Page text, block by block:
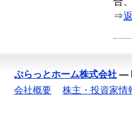
⇒
ぷらっとホーム株式会社 —
会社概要
株主・投資家情